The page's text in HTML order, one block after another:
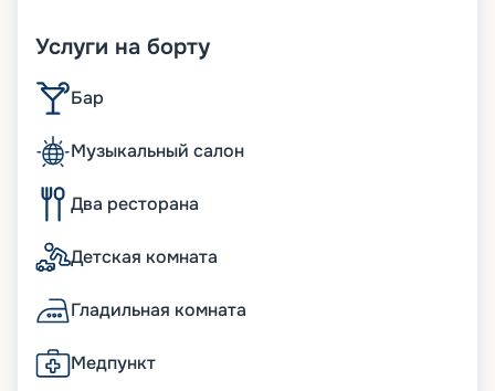
Услуги на борту
Бар
Музыкальный салон
Два ресторана
Детская комната
Гладильная комната
Медпункт